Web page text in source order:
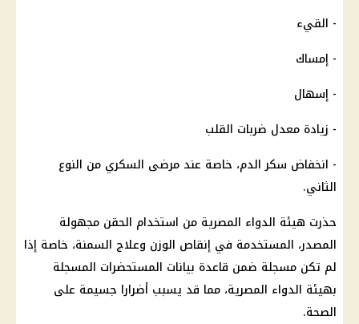
- القيء
- إمساك
- إسهال
- زيادة معدل ضربات القلب
- انخفاض سكر الدم، خاصة عند مرضى السكري من النوع
الثاني.
حذرت هيئة الدواء المصرية من استخدام الحقن مجهولة
المصدر، المستخدمة في إنقاص الوزن وعلاج السمنة، خاصة إذا
لم تكن مسجلة ضمن قاعدة بيانات المستحضرات المسجلة
بهيئة الدواء المصرية، مما قد يسبب أضرارا جسيمة على
الصحة.